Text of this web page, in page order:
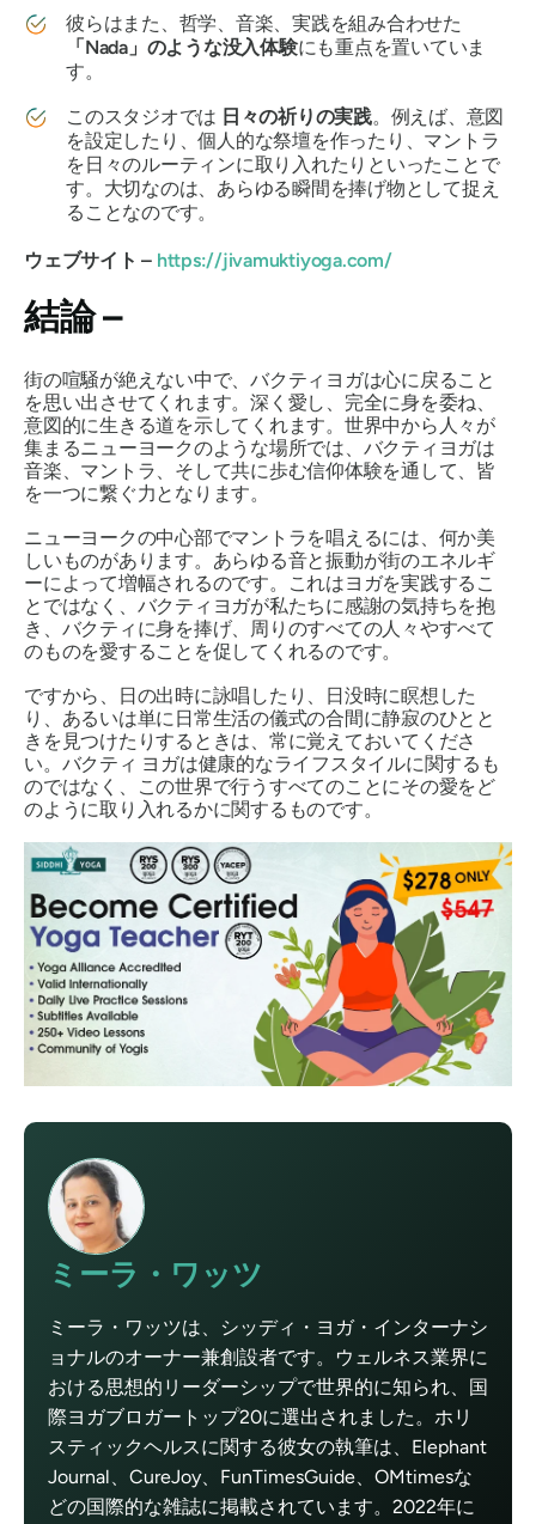
彼らはまた、哲学、音楽、実践を組み合わせた
「Nada」のような没入体験にも重点を置いていま
す。
このスタジオでは 日々の祈りの実践。例えば、意図
を設定したり、個人的な祭壇を作ったり、マントラ
を日々のルーティンに取り入れたりといったことで
す。大切なのは、あらゆる瞬間を捧げ物として捉え
ることなのです。
ウェブサイト – https://jivamuktiyoga.com/
結論 –
街の喧騒が絶えない中で、バクティヨガは心に戻ること
を思い出させてくれます。深く愛し、完全に身を委ね、
意図的に生きる道を示してくれます。世界中から人々が
集まるニューヨークのような場所では、バクティヨガは
音楽、マントラ、そして共に歩む信仰体験を通して、皆
を一つに繋ぐ力となります。
ニューヨークの中心部でマントラを唱えるには、何か美
しいものがあります。あらゆる音と振動が街のエネルギ
ーによって増幅されるのです。これはヨガを実践するこ
とではなく、バクティヨガが私たちに感謝の気持ちを抱
き、バクティに身を捧げ、周りのすべての人々やすべて
のものを愛することを促してくれるのです。
ですから、日の出時に詠唱したり、日没時に瞑想した
り、あるいは単に日常生活の儀式の合間に静寂のひとと
きを見つけたりするときは、常に覚えておいてくださ
い。バクティ ヨガは健康的なライフスタイルに関するも
のではなく、この世界で行うすべてのことにその愛をど
のように取り入れるかに関するものです。
ミーラ・ワッツ
ミーラ・ワッツは、シッディ・ヨガ・インターナシ
ョナルのオーナー兼創設者です。ウェルネス業界に
おける思想的リーダーシップで世界的に知られ、国
際ヨガブロガートップ20に選出されました。ホリ
スティックヘルスに関する彼女の執筆は、Elephant
Journal、CureJoy、FunTimesGuide、OMtimesな
どの国際的な雑誌に掲載されています。2022年に